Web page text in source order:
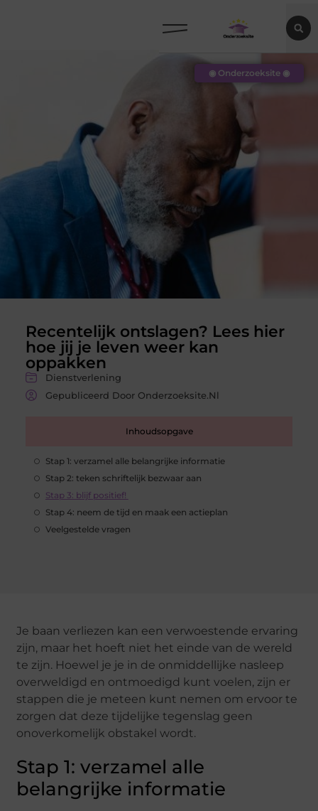
Recentelijk ontslagen? Lees hier
hoe jij je leven weer kan
oppakken
Dienstverlening
Gepubliceerd Door Onderzoeksite.nl
Inhoudsopgave
Stap 1: verzamel alle belangrijke informatie
Stap 2: teken schriftelijk bezwaar aan
Stap 3: blijf positief!
Stap 4: neem de tijd en maak een actieplan
Veelgestelde vragen
◉ Onderzoeksite ◉
Je baan verliezen kan een verwoestende ervaring
zijn, maar het hoeft niet het einde van de wereld
te zijn. Hoewel je je in de onmiddellijke nasleep
overweldigd en ontmoedigd kunt voelen, zijn er
stappen die je meteen kunt nemen om ervoor te
zorgen dat deze tijdelijke tegenslag geen
onoverkomelijk obstakel wordt.
Stap 1: verzamel alle
belangrijke informatie